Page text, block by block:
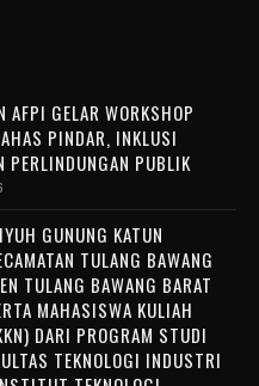
AFPI GELAR WORKSHOP
PINDAR, INKLUSI
PERLINDUNGAN PUBLIK
GUNUNG KATUN
TULANG BAWANG
TULANG BAWANG BARAT
MAHASISWA KULIAH
DARI PROGRAM STUDI
TEKNOLOGI INDUSTRI